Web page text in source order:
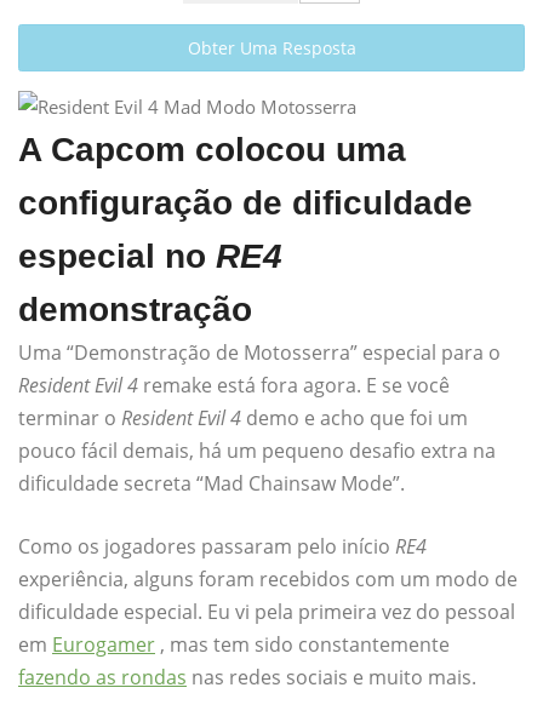
Obter Uma Resposta
A Capcom colocou uma
configuração de dificuldade
especial no RE4
demonstração
Uma “Demonstração de Motosserra” especial para o
Resident Evil 4 remake está fora agora. E se você
terminar o Resident Evil 4 demo e acho que foi um
pouco fácil demais, há um pequeno desafio extra na
dificuldade secreta “Mad Chainsaw Mode”.
Como os jogadores passaram pelo início RE4
experiência, alguns foram recebidos com um modo de
dificuldade especial. Eu vi pela primeira vez do pessoal
em Eurogamer , mas tem sido constantemente
fazendo as rondas nas redes sociais e muito mais.